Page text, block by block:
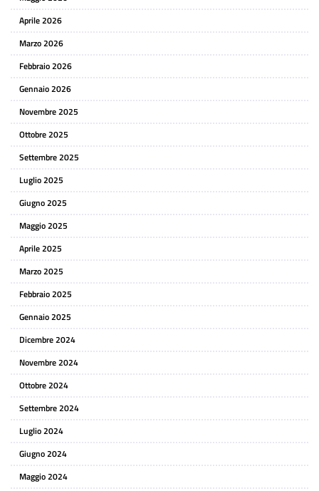
Aprile 2026
Marzo 2026
Febbraio 2026
Gennaio 2026
Novembre 2025
Ottobre 2025
Settembre 2025
Luglio 2025
Giugno 2025
Maggio 2025
Aprile 2025
Marzo 2025
Febbraio 2025
Gennaio 2025
Dicembre 2024
Novembre 2024
Ottobre 2024
Settembre 2024
Luglio 2024
Giugno 2024
Maggio 2024